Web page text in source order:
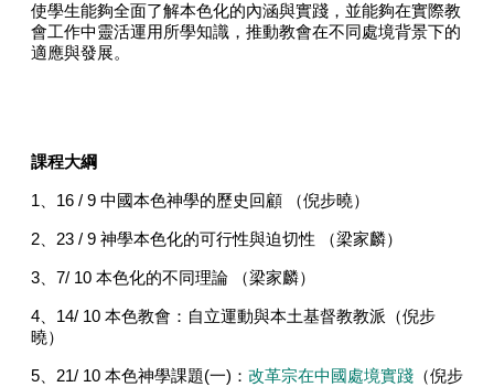
使學生能夠全面了解本色化的內涵與實踐，並能夠在實際教
會工作中靈活運用所學知識，推動教會在不同處境背景下的
適應與發展。
課程大綱
1、 16 / 9 中國本色神學的歷史回顧 （倪步曉）
2、 23 / 9 神學本色化的可行性與迫切性 （梁家麟）
3、 7/ 10 本色化的不同理論 （梁家麟）
4、 14/ 10 本色教會：自立運動與本土基督教教派（倪步
曉）
5、 21/ 10 本色神學課題(一) ： 改革宗在中國處境實踐 （倪步